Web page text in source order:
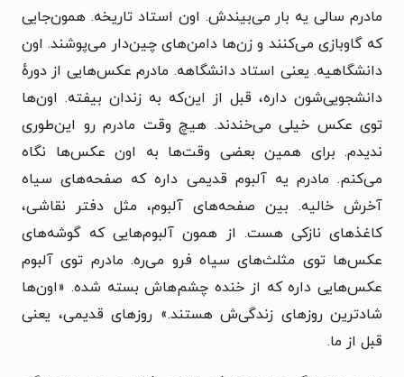
مادرم سالی یه بار می‌بیندش. اون استاد تاریخه. همون‌جایی
که گاوبازی می‌کنند و زن‌ها دامن‌های چین‌دار می‌پوشند. اون
دانشگاهیه. یعنی استاد دانشگاهه. مادرم عکس‌هایی از دورهٔ
دانشجویی‌شون داره، قبل از این‌که به زندان بیفته. اون‌ها
توی عکس خیلی می‌خندند. هیچ وقت مادرم رو این‌طوری
ندیدم. برای همین بعضی وقت‌ها به اون عکس‌ها نگاه
می‌کنم. مادرم یه آلبوم قدیمی داره که صفحه‌های سیاه
آخرش خالیه. بین صفحه‌های آلبوم، مثل دفتر نقاشی،
کاغذهای نازکی هست. از همون آلبوم‌هایی که گوشه‌های
عکس‌ها توی مثلث‌های سیاه فرو می‌ره. مادرم توی آلبوم
عکس‌هایی داره که از خنده چشم‌هاش بسته شده. «اون‌ها
شادترین روزهای زندگی‌ش هستند.» روزهای قدیمی، یعنی
قبل از ما.